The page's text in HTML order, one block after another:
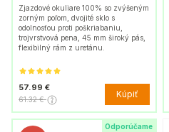
Zjazdové okuliare 100% so zvýšeným
zorným poľom, dvojité sklo s
odolnosťou proti poškriabaniu,
trojvrstvová pena, 45 mm široký pás,
flexibilný rám z uretánu.
57.99 €
61.32 € Kúpiť
Odporúčame